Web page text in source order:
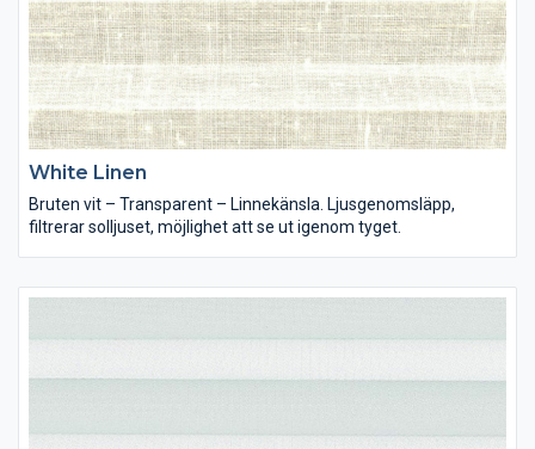
White Linen
Bruten vit – Transparent – Linnekänsla. Ljusgenomsläpp,
filtrerar solljuset, möjlighet att se ut igenom tyget.